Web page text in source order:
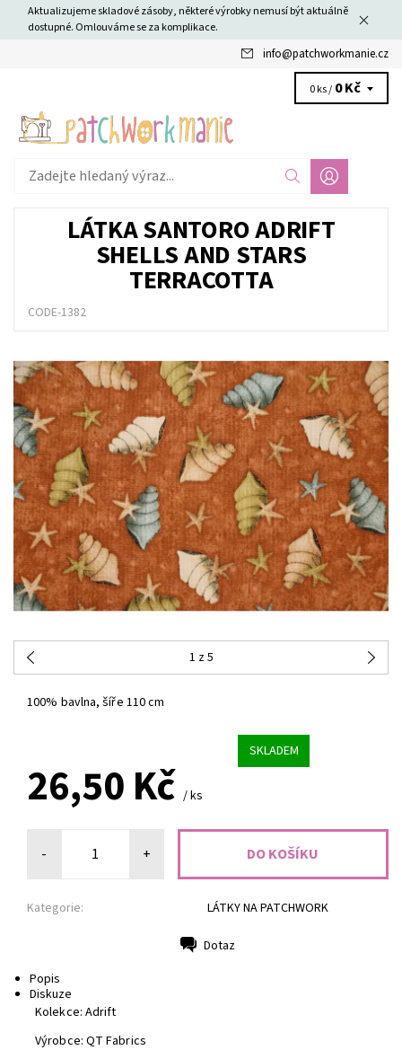
Aktualizujeme skladové zásoby, některé výrobky nemusí být aktuálně
dostupné. Omlouváme se za komplikace.
info@patchworkmanie.cz
0 ks / 0 Kč
LÁTKA SANTORO ADRIFT
SHELLS AND STARS
TERRACOTTA
CODE-1382
1 z 5
100% bavlna, šíře 110 cm
SKLADEM
26,50 Kč / ks
- +
Kategorie: LÁTKY NA PATCHWORK
Dotaz
Popis
Diskuze
Kolekce: Adrift
Výrobce: QT Fabrics